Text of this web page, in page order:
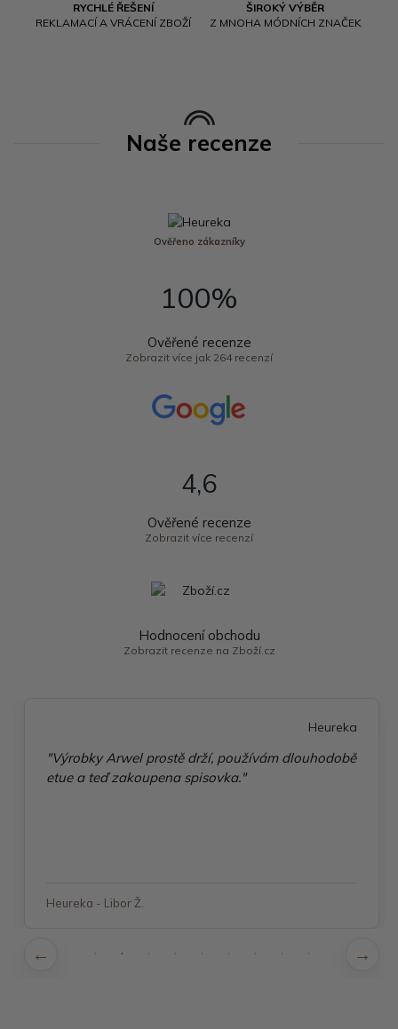
RYCHLÉ ŘEŠENÍ
REKLAMACÍ A VRÁCENÍ ZBOŽÍ
ŠIROKÝ VÝBĚR
Z MNOHA MÓDNÍCH ZNAČEK
Naše recenze
Ověřeno zákazníky
100%
Ověřené recenze
Zobrazit více jak 264 recenzí
4,6
Ověřené recenze
Zobrazit více recenzí
Hodnocení obchodu
Zobrazit recenze na Zboží.cz
Heureka
"Výrobky Arwel prostě drží, používám dlouhodobě
etue a teď zakoupena spisovka."
Heureka - Libor Ž.